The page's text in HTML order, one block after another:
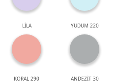
LİLA YUDUM 220
KORAL 290 ANDEZİT 30